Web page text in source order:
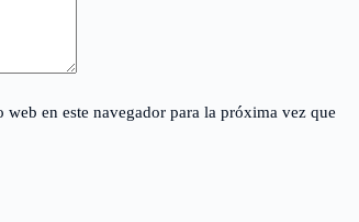
en este navegador para la próxima vez que